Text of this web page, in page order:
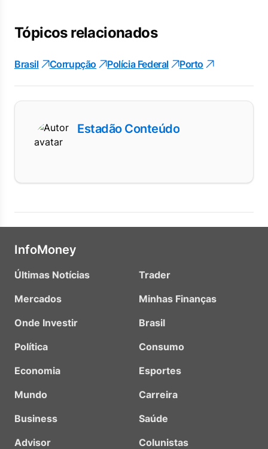
Tópicos relacionados
Brasil Corrupção Polícia Federal Porto
Estadão Conteúdo
InfoMoney
Últimas Notícias
Mercados
Onde Investir
Política
Economia
Mundo
Business
Advisor
Trader
Minhas Finanças
Brasil
Consumo
Esportes
Carreira
Saúde
Colunistas